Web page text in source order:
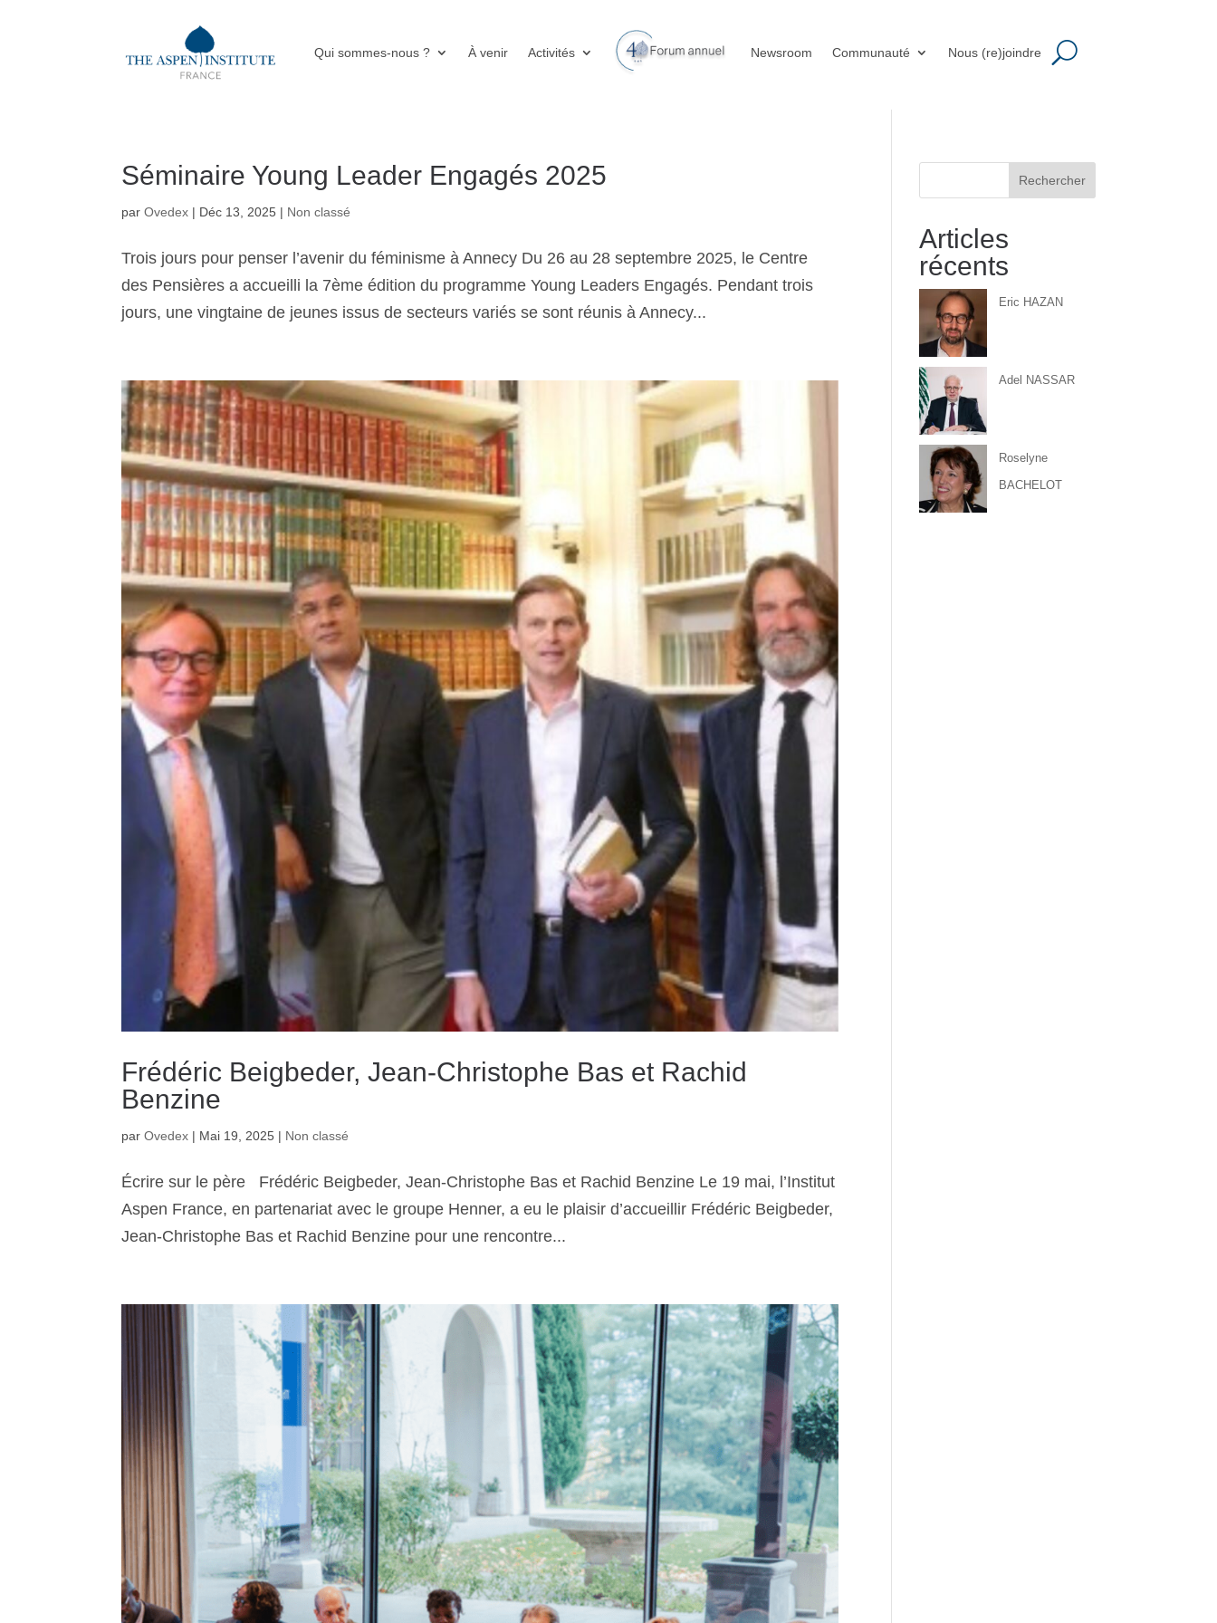
Qui sommes-nous ? À venir Activités Newsroom Communauté Nous (re)joindre
Séminaire Young Leader Engagés 2025
parOvedex | Déc 13, 2025 | Non classé
Trois jours pour penser l’avenir du féminisme à Annecy Du 26 au 28 septembre 2025, le Centre
des Pensières a accueilli la 7ème édition du programme Young Leaders Engagés. Pendant trois
jours, une vingtaine de jeunes issus de secteurs variés se sont réunis à Annecy...
Frédéric Beigbeder, Jean-Christophe Bas et Rachid
Benzine
parOvedex | Mai 19, 2025 | Non classé
Écrire sur le père Frédéric Beigbeder, Jean-Christophe Bas et Rachid Benzine Le 19 mai, l’Institut
Aspen France, en partenariat avec le groupe Henner, a eu le plaisir d’accueillir Frédéric Beigbeder,
Jean-Christophe Bas et Rachid Benzine pour une rencontre...
Rechercher
Articles
récents
Eric HAZAN
Adel NASSAR
Roselyne
BACHELOT